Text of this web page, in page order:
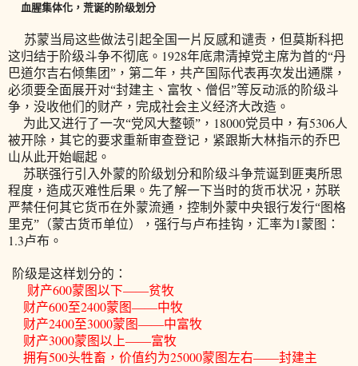
血腥集体化，荒诞的阶级划分
苏蒙当局这些做法引起全国一片反感和谴责，但莫斯科把
这归结于阶级斗争不彻底。 1928年底肃清掉党主席为首的“丹
巴道尔吉右倾集团”，第二年，共产国际代表再次发出通牒，
必须要全面展开对“封建主、富牧、僧侣”等反动派的阶级斗
争，没收他们的财产，完成社会主义经济大改造。
为此又进行了一次“党风大整顿”， 18000党员中，有5306人
被开除，其它的要求重新审查登记，紧跟斯大林指示的乔巴
山从此开始崛起。
苏联强行引入外蒙的阶级划分和阶级斗争荒诞到匪夷所思
程度，造成灭难性后果。先了解一下当时的货币状况，苏联
严禁任何其它货币在外蒙流通，控制外蒙中央银行发行“图格
里克”（蒙古货币单位），强行与卢布挂钩，汇率为1 蒙图：
1.3卢布。
阶级是这样划分的：
财产600蒙图以下——贫牧
财产600至2400蒙图——中牧
财产2400至3000蒙图——中富牧
财产3000蒙图以上——富牧
拥有500头牲畜，价值约为25000蒙图左右——封建主